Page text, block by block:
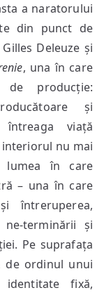
a naratorului
din punct de
Deleuze și
, una în care
producție:
și
întreaga viață
nu mai
lumea în care
– una în care
întreruperea,
terminării și
Pe suprafața
de ordinul unui
fixă,